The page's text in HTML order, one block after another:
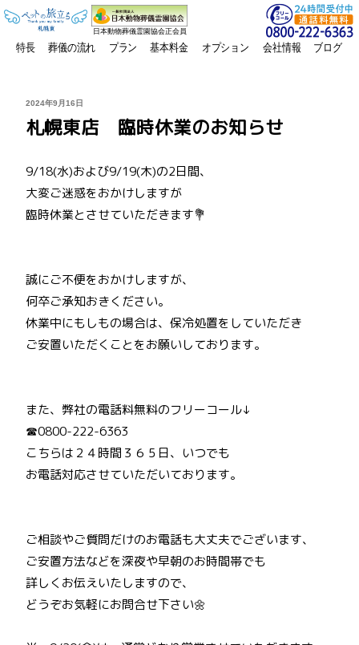
日本動物葬儀霊園協会正会員
特長 葬儀の流れ プラン 基本料金 オプション 会社情報 ブログ
投
日:
2024年9月16日
札幌東店 臨時休業のお知らせ
9/18(水)および9/19(木)の2日間、
大変ご迷惑をおかけしますが
臨時休業とさせていただきます💐
誠にご不便をおかけしますが、
何卒ご承知おきください。
休業中にもしもの場合は、保冷処置をしていただき
ご安置いただくことをお願いしております。
また、弊社の電話料無料のフリーコール↓
☎0800-222-6363
こちらは２４時間３６５日、いつでも
お電話対応させていただいております。
ご相談やご質問だけのお電話も大丈夫でございます、
ご安置方法などを深夜や早朝のお時間帯でも
詳しくお伝えいたしますので、
どうぞお気軽にお問合せ下さい🌼